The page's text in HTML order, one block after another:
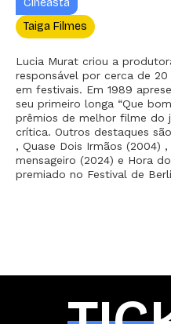
Cineasta
Taiga Filmes
Lucia Murat criou a
responsável por cerca de
em festivais. Em 1989
seu primeiro longa “Que
prêmios de melhor filme do
crítica. Outros destaques
, Quase Dois Irmãos (2004)
mensageiro (2024) e Hora
premiado no Festival de